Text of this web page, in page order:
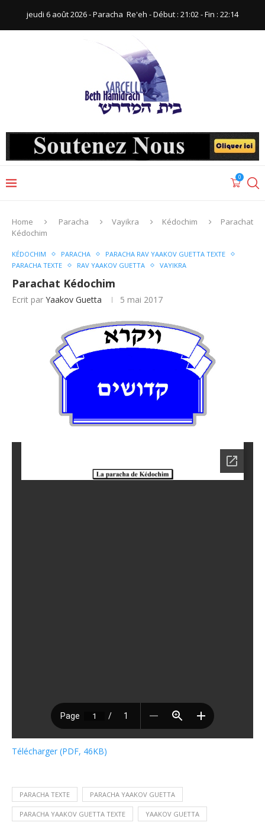
jeudi 6 août 2026 - Paracha ‪ Re'eh‬ - Début : 21:02‬ - Fin : ‪22:14‬
0
Home Paracha Vayikra Kédochim
Parachat
Kédochim
KÉDOCHIM PARACHA
PARACHA RAV YAAKOV GUETTA TEXTE
PARACHA TEXTE
RAV YAAKOV GUETTA VAYIKRA
Parachat Kédochim
Ecrit par Yaakov Guetta 5 mai 2017
Télécharger (PDF, 46KB)
PARACHA TEXTE PARACHA YAAKOV GUETTA
PARACHA YAAKOV GUETTA TEXTE YAAKOV GUETTA